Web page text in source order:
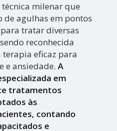
milenar que
de agulhas em pontos
tratar diversas
reconhecida
terapia eficaz para
e ansiedade.A
em
tratamentos
às
contando
e